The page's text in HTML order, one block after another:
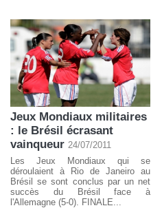
Jeux Mondiaux militaires
: le Brésil écrasant
vainqueur 24/07/2011
Les Jeux Mondiaux qui se
déroulaient à Rio de Janeiro au
Brésil se sont conclus par un net
succès du Brésil face à
l'Allemagne (5-0). FINALE...